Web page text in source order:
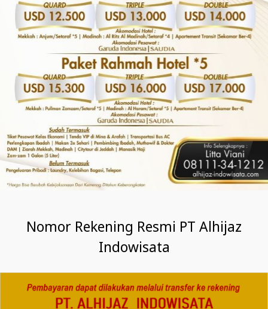
Nomor Rekening Resmi PT Alhijaz
Indowisata